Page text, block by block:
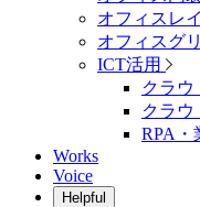
オフィスレ
オフィスグ
ICT活用
クラウ
クラウ
RPA・
Works
Voice
Helpful